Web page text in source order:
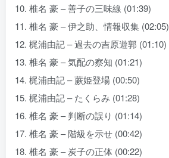
10. 椎名 豪 – 善子の三味線 (01:39)
11. 椎名 豪 – 伊之助、情報収集 (02:05)
12. 梶浦由記 – 過去の吉原遊郭 (01:10)
13. 椎名 豪 – 気配の察知 (01:21)
14. 梶浦由記 – 蕨姫登場 (00:50)
15. 梶浦由記 – たくらみ (01:28)
16. 椎名 豪 – 判断の誤り (01:14)
17. 椎名 豪 – 階級を示せ (00:42)
18. 椎名 豪 – 炭子の正体 (00:22)